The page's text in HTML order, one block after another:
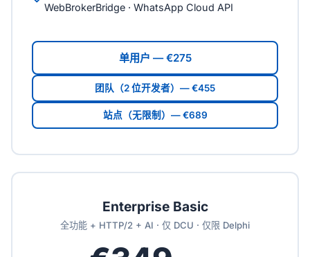
WebBrokerBridge · WhatsApp Cloud API
单用户 — €275
团队（2 位开发者）— €455
站点（无限制）— €689
Enterprise Basic
全功能 + HTTP/2 + AI · 仅 DCU · 仅限 Delphi